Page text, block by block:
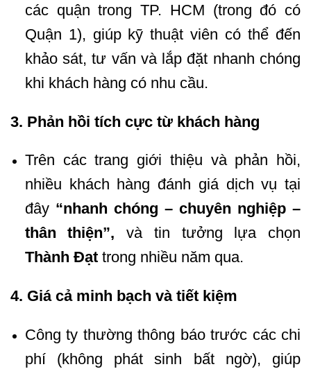
các quận trong TP. HCM (trong đó có
Quận 1), giúp kỹ thuật viên có thể đến
khảo sát, tư vấn và lắp đặt nhanh chóng
khi khách hàng có nhu cầu.
3. Phản hồi tích cực từ khách hàng
Trên các trang giới thiệu và phản hồi,
nhiều khách hàng đánh giá dịch vụ tại
đây “nhanh chóng – chuyên nghiệp –
thân thiện”, và tin tưởng lựa chọn
Thành Đạttrong nhiều năm qua.
4. Giá cả minh bạch và tiết kiệm
Công ty thường thông báo trước các chi
phí (không phát sinh bất ngờ), giúp